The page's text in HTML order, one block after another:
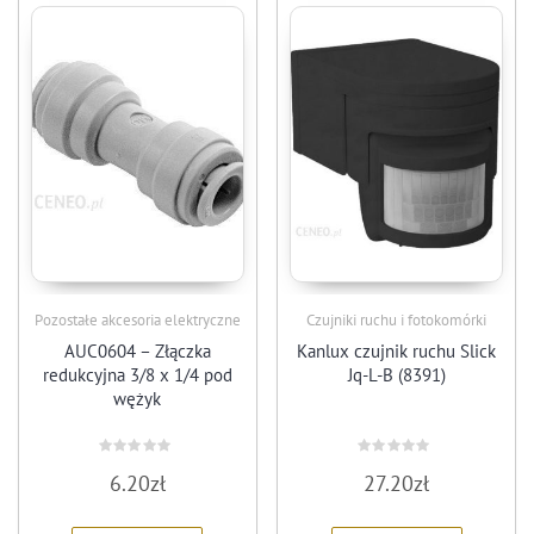
Pozostałe akcesoria elektryczne
AUC0604 – Złączka
redukcyjna 3/8 x 1/4 pod
wężyk
out
5
6.20zł
Czujniki ruchu i fotokomórki
Kanlux czujnik ruchu Slick
Jq-L-B (8391)
0
out
5
27.20zł